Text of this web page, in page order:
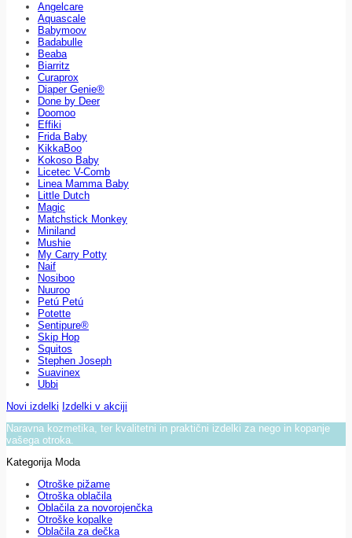
Angelcare
Aquascale
Babymoov
Badabulle
Beaba
Biarritz
Curaprox
Diaper Genie®
Done by Deer
Doomoo
Effiki
Frida Baby
KikkaBoo
Kokoso Baby
Licetec V-Comb
Linea Mamma Baby
Little Dutch
Magic
Matchstick Monkey
Miniland
Mushie
My Carry Potty
Naif
Nosiboo
Nuuroo
Petú Petú
Potette
Sentipure®
Skip Hop
Squitos
Stephen Joseph
Suavinex
Ubbi
Novi izdelki Izdelki v akciji
Naravna kozmetika, ter kvalitetni in praktični izdelki za nego in kopanje
vašega otroka.
Kategorija Moda
Otroške pižame
Otroška oblačila
Oblačila za novorojenčka
Otroške kopalke
Oblačila za dečka